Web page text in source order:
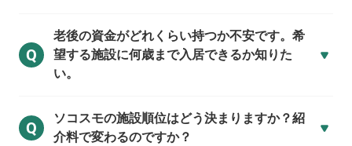
Q
老後の資金がどれくらい持つか不安です。希
望する施設に何歳まで入居できるか知りた
い。
Q
ソコスモの施設順位はどう決まりますか？紹
介料で変わるのですか？